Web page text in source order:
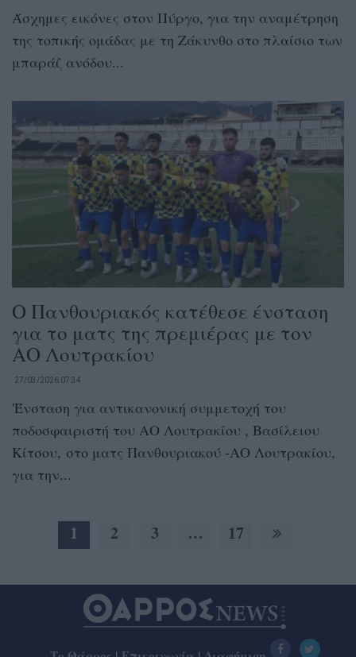
Άσχημες εικόνες στον Πύργο, για την αναμέτρηση
της τοπικής ομάδας με τη Ζάκυνθο στο πλαίσιο των
μπαράζ ανόδου...
Ο Πανθουριακός κατέθεσε ένσταση
για το ματς της πρεμιέρας με τον
ΑΟ Λουτρακίου
27/03/2026 07:34
'Ένσταση για αντικανονική συμμετοχή του
ποδοσφαιριστή του ΑΟ Λουτρακίου , Βασίλειου
Κίτσου, στο ματς Πανθουριακού -ΑΟ Λουτρακίου,
για την...
1 2 3 … 17